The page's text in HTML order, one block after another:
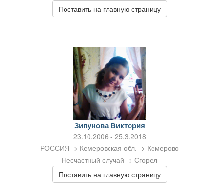
Поставить на главную страницу
Зипунова Виктория
23.10.2006 - 25.3.2018
РОССИЯ -> Кемеровская обл. -> Кемерово
Несчастный случай -> Сгорел
Поставить на главную страницу